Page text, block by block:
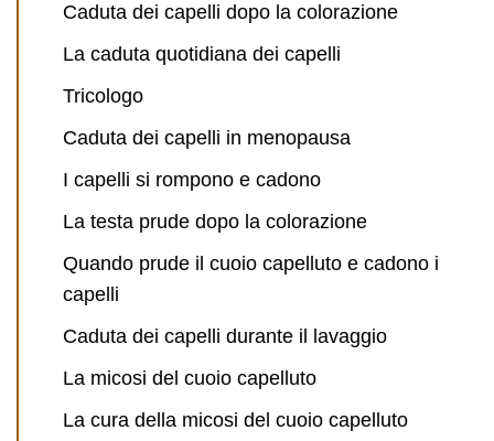
Caduta dei capelli dopo la colorazione
La caduta quotidiana dei capelli
Tricologo
Caduta dei capelli in menopausa
I capelli si rompono e cadono
La testa prude dopo la colorazione
Quando prude il cuoio capelluto e cadono i
capelli
Caduta dei capelli durante il lavaggio
La micosi del cuoio capelluto
La cura della micosi del cuoio capelluto